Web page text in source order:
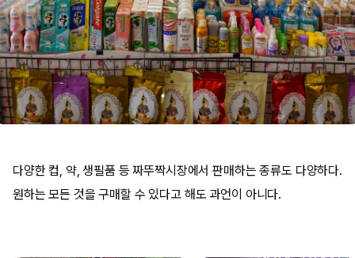
다양한 컵, 약, 생필품 등 짜뚜짝시장에서 판매하는 종류도 다양하다.
원하는 모든 것을 구매할 수 있다고 해도 과언이 아니다.